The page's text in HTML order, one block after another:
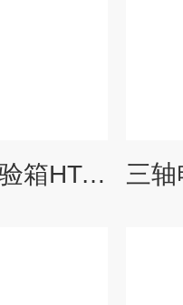
皓天鑫氙灯耐候试验箱HT-QSUN-216